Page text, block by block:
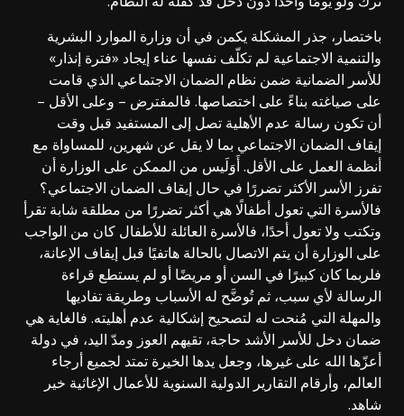
باختصار، جذر المشكلة يكمن في أن وزارة الموارد البشرية
والتنمية الاجتماعية لم تكلّف نفسها عناء إيجاد «فترة إنذار»
للأسر الضمانية ضمن نظام الضمان الاجتماعي الذي قامت
على صياغته بناءً على اختصاصها. فالمفترض – وعلى الأقل –
أن تكون رسالة عدم الأهلية تصل إلى المستفيد قبل وقت
إيقاف الضمان الاجتماعي بما لا يقل عن شهرين، للمساواة مع
أنظمة العمل على الأقل. أَوَلَيس من الممكن على الوزارة أن
تفرز الأسر الأكثر تضررًا في حال إيقاف الضمان الاجتماعي؟
فالأسرة التي تعول أطفالًا هي أكثر تضررًا من مطلقة شابة تقرأ
وتكتب ولا تعول أحدًا، فالأسرة العائلة للأطفال كان من الواجب
على الوزارة أن يتم الاتصال بالحالة هاتفيًا قبل إيقاف الإعانة،
فلربما كان كبيرًا في السن أو مريضًا أو لم يستطع قراءة
الرسالة لأي سبب، ثم تُوضَّح له الأسباب وطريقة تفاديها
والمهلة التي مُنحت له لتصحيح إشكالية عدم أهليته. فالغاية هي
ضمان دخل للأسر الأشد حاجة، تقيهم العوز ومدّ اليد، في دولة
أعزّها الله على غيرها، وجعل يدها الخيرة تمتد لجميع أرجاء
العالم، وأرقام التقارير الدولية السنوية للأعمال الإغاثية خير
شاهد.